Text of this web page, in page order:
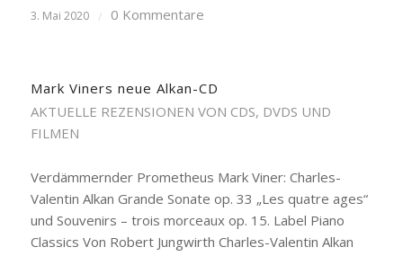
3. Mai 2020 / 0 Kommentare
Mark Viners neue Alkan-CD
AKTUELLE REZENSIONEN VON CDS, DVDS UND
FILMEN
Verdämmernder Prometheus Mark Viner: Charles-
Valentin Alkan Grande Sonate op. 33 „Les quatre ages“
und Souvenirs – trois morceaux op. 15. Label Piano
Classics Von Robert Jungwirth Charles-Valentin Alkan